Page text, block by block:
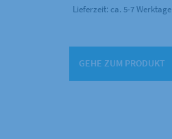
Lieferzeit: ca. 5-7 Werktage
GEHE ZUM PRODUKT